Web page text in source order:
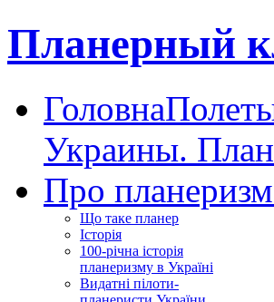
Планерный
Головна
Украины.
Про планеризм
Що таке планер
Історія
100-річна історія
планеризму в Україні
Видатні пілоти-